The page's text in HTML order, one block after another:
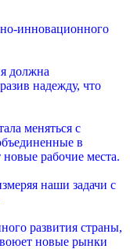
инновационного
должна
надежду, что
меняться с
в
рабочие места.
наши задачи с
развития страны,
новые рынки